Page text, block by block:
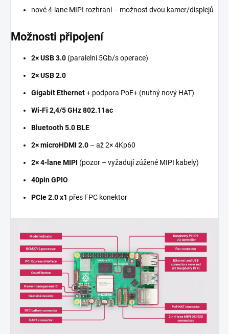
nové 4-lane MIPI rozhraní – možnost dvou kamer/displejů
Možnosti připojení
2× USB 3.0 (paralelní 5Gb/s operace)
2× USB 2.0
Gigabit Ethernet+ podpora PoE+ (nutný nový HAT)
Wi-Fi 2,4/5 GHz 802.11ac
Bluetooth 5.0 BLE
2× microHDMI 2.0 – až 2× 4Kp60
2× 4-lane MIPI (pozor – vyžadují zúžené MIPI kabely)
40pin GPIO
PCIe 2.0 x1 přes FPC konektor